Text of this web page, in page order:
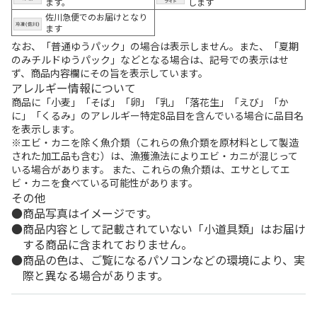
佐川急便でのお届けとなり
ます
なお、「普通ゆうパック」の場合は表示しません。また、「夏期
のみチルドゆうパック」などとなる場合は、記号での表示はせ
ず、商品内容欄にその旨を表示しています。
アレルギー情報について
商品に「小麦」「そば」「卵」「乳」「落花生」「えび」「か
に」「くるみ」のアレルギー特定8品目を含んでいる場合に品目名
を表示します。
※エビ・カニを除く魚介類（これらの魚介類を原材料として製造
された加工品も含む）は、漁獲漁法によりエビ・カニが混じって
いる場合があります。 また、これらの魚介類は、エサとしてエ
ビ・カニを食べている可能性があります。
その他
商品写真はイメージです。
商品内容として記載されていない「小道具類」はお届け
する商品に含まれておりません。
商品の色は、ご覧になるパソコンなどの環境により、実
際と異なる場合があります。